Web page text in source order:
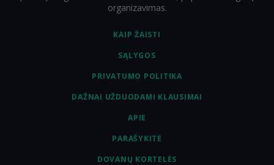
KAIP ŽAISTI
SĄLYGOS
PRIVATUMO POLITIKA
DAŽNAI UŽDUODAMI KLAUSIMAI
APIE
PARAŠYKITE
DOVANŲ KORTELĖS
organizavimas.